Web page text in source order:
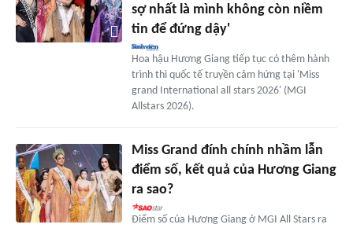
sợ nhất là mình không còn niềm
tin để đứng dậy'
Hoa hậu Hương Giang tiếp tục có thêm hành
trình thi quốc tế truyền cảm hứng tại 'Miss
grand International all stars 2026' (MGI
Allstars 2026).
Miss Grand đính chính nhầm lẫn
điểm số, kết quả của Hương Giang
ra sao?
Điểm số của Hương Giang ở MGI All Stars ra